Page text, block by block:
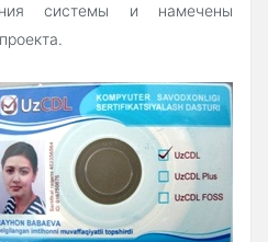
системы и намечены